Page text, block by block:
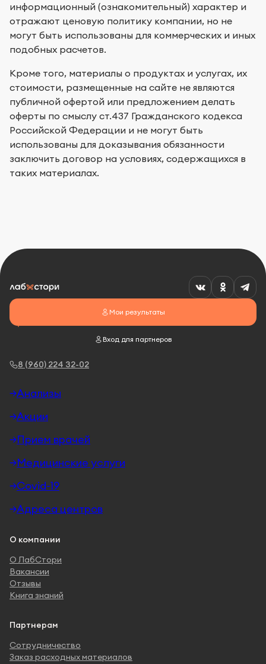
информационный (ознакомительный) характер и
отражают ценовую политику компании, но не
могут быть использованы для коммерческих и иных
подобных расчетов.
Кроме того, материалы о продуктах и услугах, их
стоимости, размещенные на сайте не являются
публичной офертой или предложением делать
оферты по смыслу ст.437 Гражданского кодекса
Российской Федерации и не могут быть
использованы для доказывания обязанности
заключить договор на условиях, содержащихся в
таких материалах.
8 (960) 224 32-02
Мои результаты
Вход для партнеров
Анализы
Акции
Прием врачей
Медицинские услуги
Covid-19
Адреса центров
О компании
О ЛабСтори
Вакансии
Отзывы
Книга знаний
Партнерам
Сотрудничество
Заказ расходных материалов